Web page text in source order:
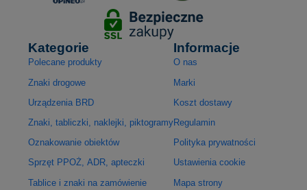
Kategorie
Polecane produkty
Znaki drogowe
Urządzenia BRD
Znaki, tabliczki, naklejki, piktogramy
Oznakowanie obiektów
Sprzęt PPOŻ, ADR, apteczki
Tablice i znaki na zamówienie
Informacje
O nas
Marki
Koszt dostawy
Regulamin
Polityka prywatności
Ustawienia cookie
Mapa strony